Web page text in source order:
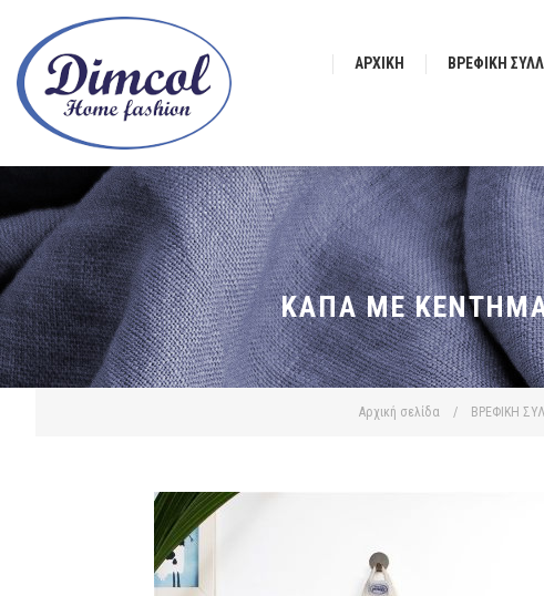
ΑΡΧΙΚΉ ΒΡΕΦΙΚΗ
Αρχική σελίδα / ΒΡΕΦΙΚΗ
ΚΆΠΑ ΜΕ ΚΈΝΤΗΜΑ